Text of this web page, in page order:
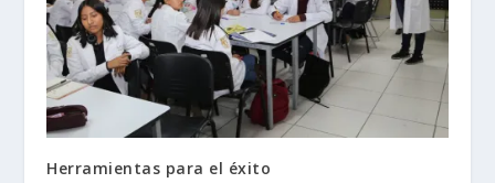
Herramientas para el éxito